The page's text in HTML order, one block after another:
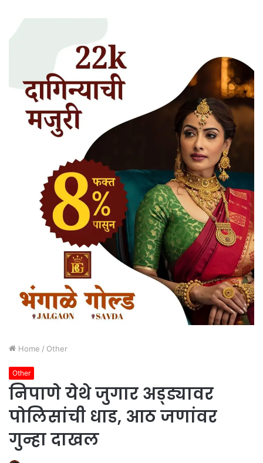
Home / Other
Other
निपाणे येथे जुगार अड्ड्यावर
पोलिसांची धाड, आठ जणांवर
गुन्हा दाखल